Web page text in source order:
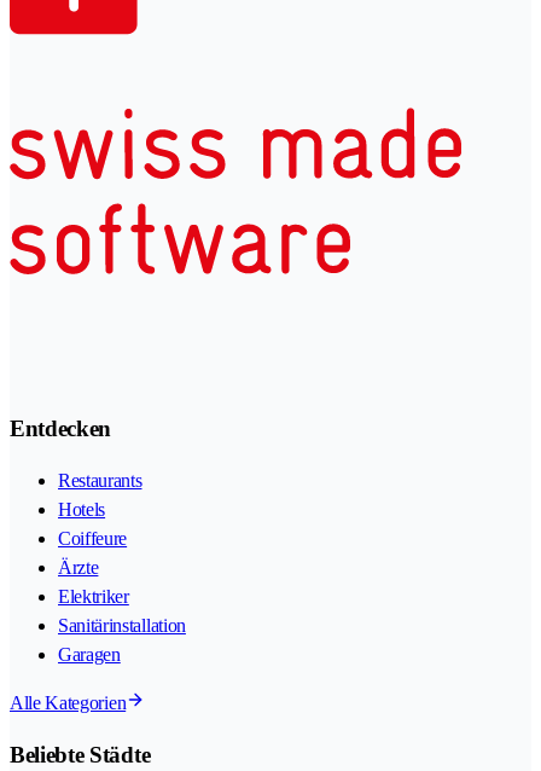
Entdecken
Restaurants
Hotels
Coiffeure
Ärzte
Elektriker
Sanitärinstallation
Garagen
Alle Kategorien
Beliebte Städte